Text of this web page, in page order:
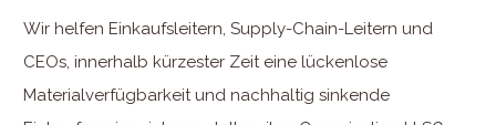
Wir helfen Einkaufsleitern, Supply-Chain-Leitern und
CEOs, innerhalb kürzester Zeit eine lückenlose
Materialverfügbarkeit und nachhaltig sinkende